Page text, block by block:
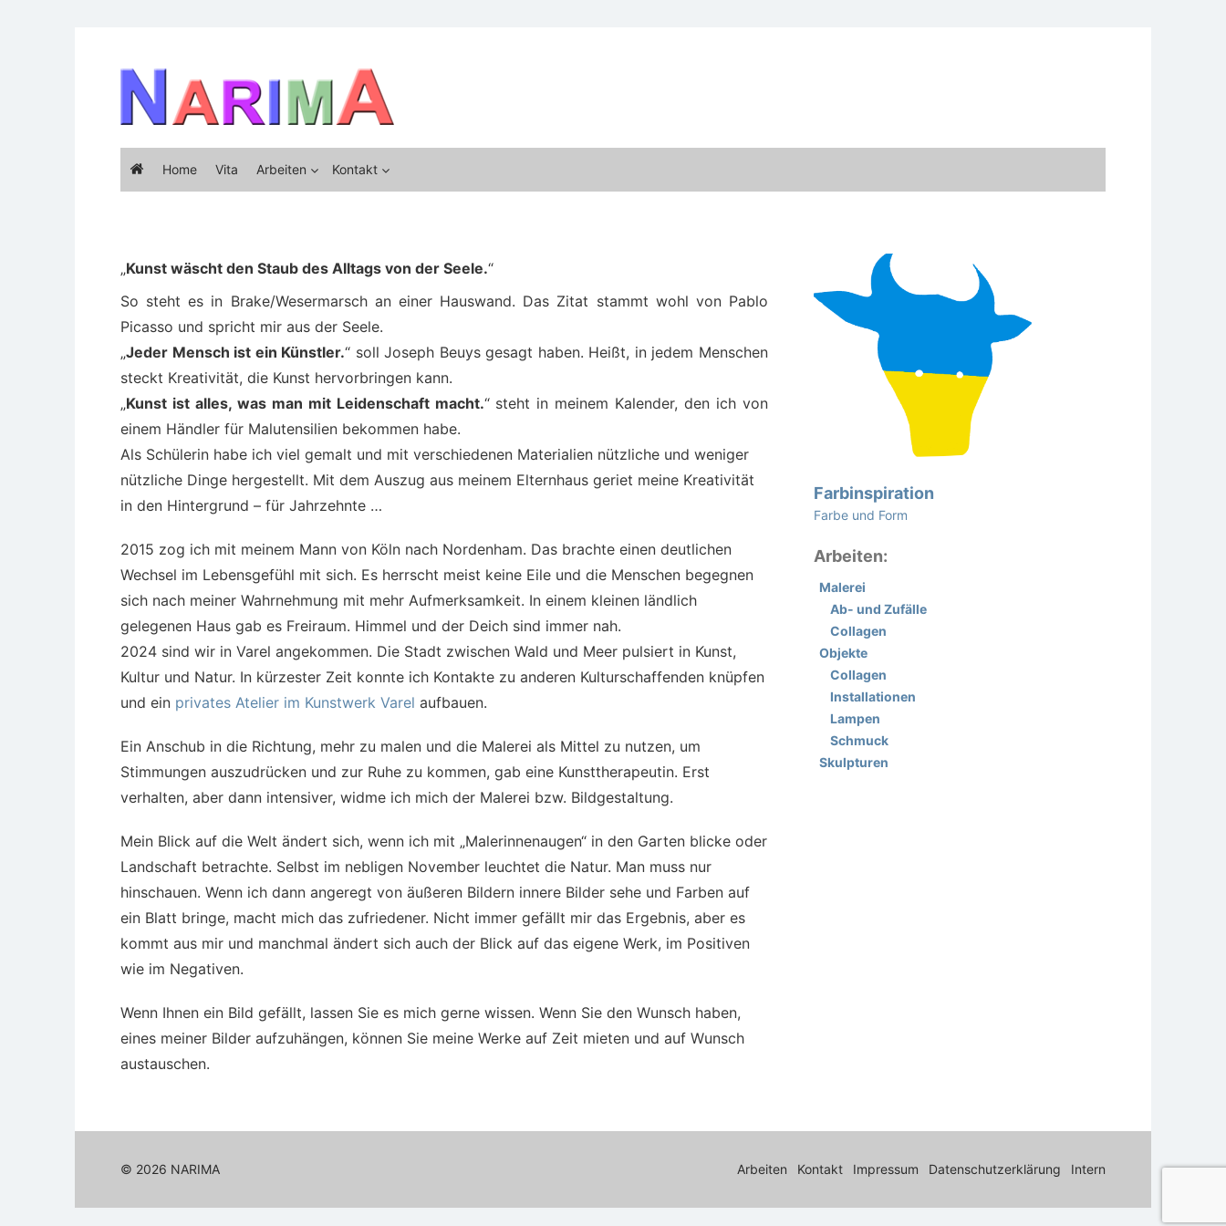
Skip
content
Home Vita Arbeiten Kontakt
„Kunst wäscht den Staub des Alltags von der Seele.“
So steht es in Brake/Wesermarsch an einer Hauswand. Das Zitat stammt wohl von Pablo
Picasso und spricht mir aus der Seele.
„Jeder Mensch ist ein Künstler.“ soll Joseph Beuys gesagt haben. Heißt, in jedem Menschen
steckt Kreativität, die Kunst hervorbringen kann.
„Kunst ist alles, was man mit Leidenschaft macht.“ steht in meinem Kalender, den ich von
einem Händler für Malutensilien bekommen habe.
Als Schülerin habe ich viel gemalt und mit verschiedenen Materialien nützliche und weniger
nützliche Dinge hergestellt. Mit dem Auszug aus meinem Elternhaus geriet meine Kreativität
in den Hintergrund – für Jahrzehnte …
2015 zog ich mit meinem Mann von Köln nach Nordenham. Das brachte einen deutlichen
Wechsel im Lebensgefühl mit sich. Es herrscht meist keine Eile und die Menschen begegnen
sich nach meiner Wahrnehmung mit mehr Aufmerksamkeit. In einem kleinen ländlich
gelegenen Haus gab es Freiraum. Himmel und der Deich sind immer nah.
2024 sind wir in Varel angekommen. Die Stadt zwischen Wald und Meer pulsiert in Kunst,
Kultur und Natur. In kürzester Zeit konnte ich Kontakte zu anderen Kulturschaffenden knüpfen
und ein privates Atelier im Kunstwerk Varel aufbauen.
Ein Anschub in die Richtung, mehr zu malen und die Malerei als Mittel zu nutzen, um
Stimmungen auszudrücken und zur Ruhe zu kommen, gab eine Kunsttherapeutin. Erst
verhalten, aber dann intensiver, widme ich mich der Malerei bzw. Bildgestaltung.
Mein Blick auf die Welt ändert sich, wenn ich mit „Malerinnenaugen“ in den Garten blicke oder
Landschaft betrachte. Selbst im nebligen November leuchtet die Natur. Man muss nur
hinschauen. Wenn ich dann angeregt von äußeren Bildern innere Bilder sehe und Farben auf
ein Blatt bringe, macht mich das zufriedener. Nicht immer gefällt mir das Ergebnis, aber es
kommt aus mir und manchmal ändert sich auch der Blick auf das eigene Werk, im Positiven
wie im Negativen.
Wenn Ihnen ein Bild gefällt, lassen Sie es mich gerne wissen. Wenn Sie den Wunsch haben,
eines meiner Bilder aufzuhängen, können Sie meine Werke auf Zeit mieten und auf Wunsch
austauschen.
Farbinspiration
Farbe und Form
Arbeiten:
Malerei
Ab- und Zufälle
Collagen
Objekte
Collagen
Installationen
Lampen
Schmuck
Skulpturen
© 2026 NARIMA Arbeiten Kontakt Impressum Datenschutzerklärung Intern